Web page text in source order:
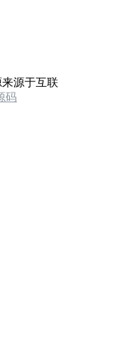
源于互联
码